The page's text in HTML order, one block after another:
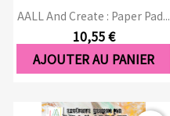
AALL And Create : Paper Pad...
10,55 €
AJOUTER AU PANIER